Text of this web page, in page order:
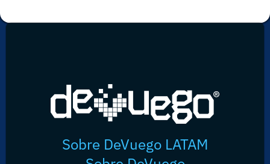
Sobre DeVuego LATAM